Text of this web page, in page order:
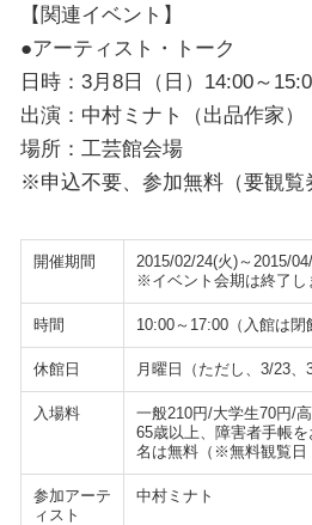
【関連イベント】
●アーティスト・トーク
日時：3月8日（日）14:00～
出演：中村ミナト（出品作家）
場所：工芸館会場
※申込不要、参加無料（要観覧
開催期間
2015/02/24(火)～2015/
※イベント会期は終了し
時間 10:00～17:00（入館は閉
休館日 月曜日（ただし、3/23、
入場料
一般210円/大学生70円/
65歳以上、障害者手帳
名は無料（※無料観覧日
参加アーテ
ィスト
中村ミナト